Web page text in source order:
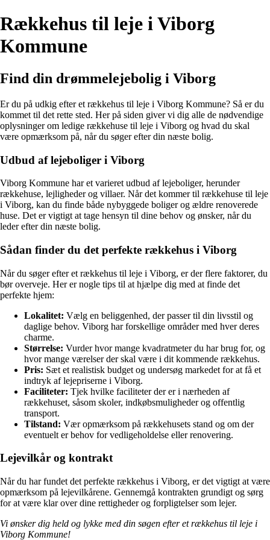
Rækkehus til leje i Viborg
Kommune
Find din drømmelejebolig i Viborg
Er du på udkig efter et rækkehus til leje i Viborg Kommune? Så er du
kommet til det rette sted. Her på siden giver vi dig alle de nødvendige
oplysninger om ledige rækkehuse til leje i Viborg og hvad du skal
være opmærksom på, når du søger efter din næste bolig.
Udbud af lejeboliger i Viborg
Viborg Kommune har et varieret udbud af lejeboliger, herunder
rækkehuse, lejligheder og villaer. Når det kommer til rækkehuse til leje
i Viborg, kan du finde både nybyggede boliger og ældre renoverede
huse. Det er vigtigt at tage hensyn til dine behov og ønsker, når du
leder efter din næste bolig.
Sådan finder du det perfekte rækkehus i Viborg
Når du søger efter et rækkehus til leje i Viborg, er der flere faktorer, du
bør overveje. Her er nogle tips til at hjælpe dig med at finde det
perfekte hjem:
Lokalitet: Vælg en beliggenhed, der passer til din livsstil og
daglige behov. Viborg har forskellige områder med hver deres
charme.
Størrelse: Vurder hvor mange kvadratmeter du har brug for, og
hvor mange værelser der skal være i dit kommende rækkehus.
Pris: Sæt et realistisk budget og undersøg markedet for at få et
indtryk af lejepriserne i Viborg.
Faciliteter: Tjek hvilke faciliteter der er i nærheden af
rækkehuset, såsom skoler, indkøbsmuligheder og offentlig
transport.
Tilstand: Vær opmærksom på rækkehusets stand og om der
eventuelt er behov for vedligeholdelse eller renovering.
Lejevilkår og kontrakt
Når du har fundet det perfekte rækkehus i Viborg, er det vigtigt at være
opmærksom på lejevilkårene. Gennemgå kontrakten grundigt og sørg
for at være klar over dine rettigheder og forpligtelser som lejer.
Vi ønsker dig held og lykke med din søgen efter et rækkehus til leje i
Viborg Kommune!